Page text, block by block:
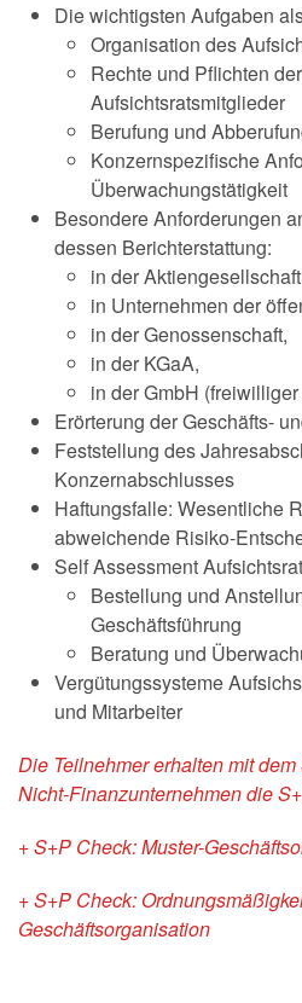
Die wichtigsten Aufgaben
Organisation des
Rechte und Pflichten
Aufsichtsratsmitglieder
Berufung und
Konzernspezifische
Überwachungstätigkeit
Besondere Anforderungen
dessen Berichterstattung:
in der
in Unternehmen der
in der Genossenschaft,
in der KGaA,
in der GmbH
Erörterung der Geschäfts-
Feststellung des
Konzernabschlusses
Haftungsfalle: Wesentliche
abweichende Risiko-
Self Assessment
Bestellung und
Geschäftsführung
Beratung und
Vergütungssysteme
und Mitarbeiter
Die Teilnehmer erhalten mit
Nicht-Finanzunternehmen die
+ S+P Check: Muster-
+ S+P Check:
Geschäftsorganisation